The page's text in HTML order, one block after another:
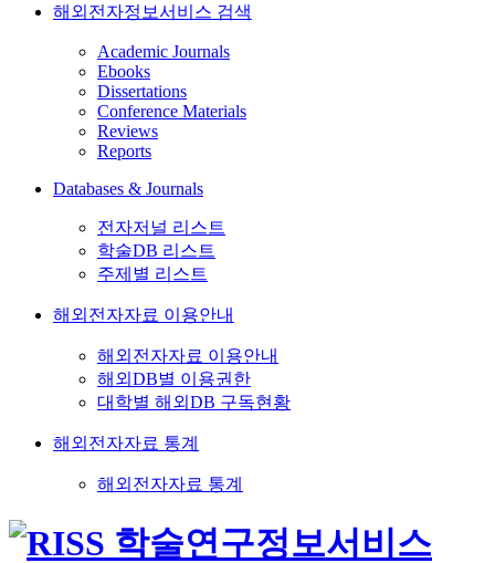
해외전자정보서비스 검색
Academic Journals
Ebooks
Dissertations
Conference Materials
Reviews
Reports
Databases & Journals
전자저널 리스트
학술DB 리스트
주제별 리스트
해외전자자료 이용안내
해외전자자료 이용안내
해외DB별 이용권한
대학별 해외DB 구독현황
해외전자자료 통계
해외전자자료 통계